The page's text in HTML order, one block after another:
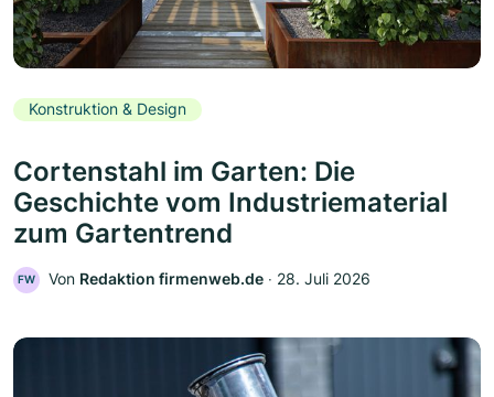
Konstruktion & Design
Cortenstahl im Garten: Die
Geschichte vom Industriematerial
zum Gartentrend
FW Von Redaktion firmenweb.de ‧ 28. Juli 2026